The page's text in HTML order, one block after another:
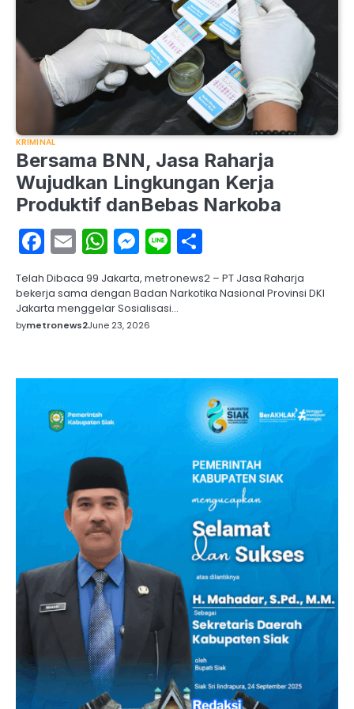
KRIMINAL
Bersama BNN, Jasa Raharja
Wujudkan Lingkungan Kerja
Produktif danBebas Narkoba
Facebook
EmailWhatsApp
Messenger
Line
Telah Dibaca 99 Jakarta, metronews2 – PT Jasa Raharja
bekerja sama dengan Badan Narkotika Nasional Provinsi DKI
Jakarta menggelar Sosialisasi…
bymetronews2June 23, 2026